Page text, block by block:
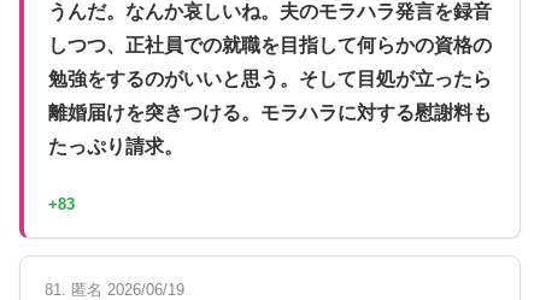
うんだ。なんか哀しいね。夫のモラハラ発言を録音
しつつ、正社員での就職を目指して何らかの資格の
勉強をするのがいいと思う。そして目処が立ったら
離婚届けを突きつける。モラハラに対する慰謝料も
たっぷり請求。
+83
81. 匿名 2026/06/19